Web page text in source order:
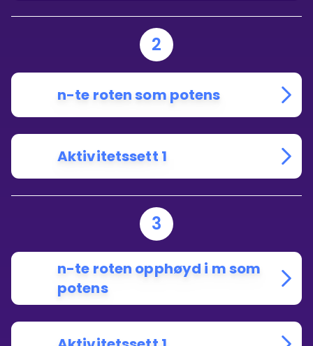
2
n-te roten som potens
Aktivitetssett 1
3
n-te roten opphøyd i m som
potens